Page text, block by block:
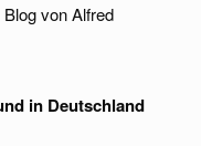
Blog von Alfred
in Deutschland